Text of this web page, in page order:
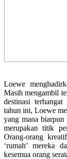
Loewe
Masih mengambil
destinasi
tahun ini, Loewe
yang mana biarpun
merupakan titik
Orang-orang
‘rumah’ mereka
kesemua orang